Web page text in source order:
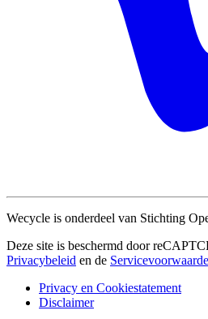
Wecycle is onderdeel van Stichting
Deze site is beschermd door
Privacybeleid en de
Privacy en Cookiestatement
Disclaimer